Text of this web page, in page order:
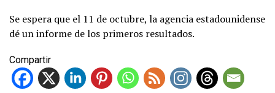
Se espera que el 11 de octubre, la agencia estadounidense
dé un informe de los primeros resultados.
Compartir